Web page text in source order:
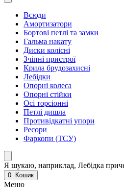
Всюди
Амортизатори
Бортові петлі та замки
Гальма накату
Диски колісні
Зчіпні пристрої
Крила брудозахисні
Лебідки
Опорні колеса
Опорні стійки
Осі торсіонні
Петлі дишла
Противідкатні упори
Ресори
Фаркопи (ТСУ)
Я шукаю, наприклад, Лебідка
0 Кошик
Меню